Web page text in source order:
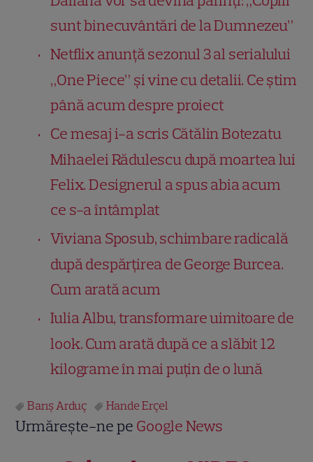
sunt binecuvântări de la Dumnezeu”
Netflix anunță sezonul 3 al serialului
„One Piece” și vine cu detalii. Ce știm
până acum despre proiect
Ce mesaj i-a scris Cătălin Botezatu
Mihaelei Rădulescu după moartea lui
Felix. Designerul a spus abia acum
ce s-a întâmplat
Viviana Sposub, schimbare radicală
după despărțirea de George Burcea.
Cum arată acum
Iulia Albu, transformare uimitoare de
look. Cum arată după ce a slăbit 12
kilograme în mai puțin de o lună
Barış Arduç Hande Erçel
Urmărește-ne pe Google News